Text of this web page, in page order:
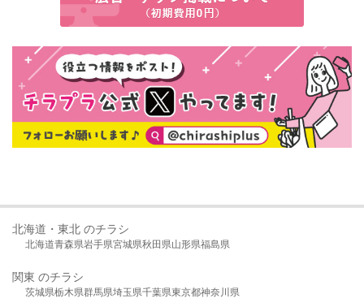
北海道・東北 のチラシ
北海道青森県岩手県宮城県秋田県山形県福島県
関東 のチラシ
茨城県栃木県群馬県埼玉県千葉県東京都神奈川県